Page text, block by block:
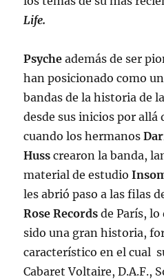
Life.
Psyche además de ser
han posicionado como
bandas de la historia de
desde sus inicios por allá
cuando los hermanos
Husscrearon la banda,
material de estudio
les abrió paso a las filas
Rose Records de París, lo
sido una gran historia,
característico en el cual
Cabaret Voltaire, D.A.F.,